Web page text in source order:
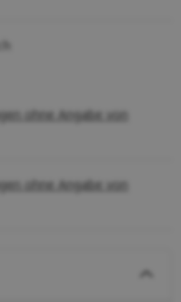
ohne Angabe von
ohne Angabe von